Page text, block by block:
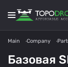
Main Company
Базовая